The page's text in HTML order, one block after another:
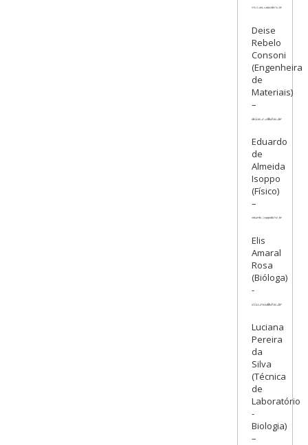
Deise
Rebelo
Consoni
(Engenheira
de
Materiais)
–
Eduardo
de
Almeida
Isoppo
(Físico)
–
Elis
Amaral
Rosa
(Bióloga)
-
Luciana
Pereira
da
Silva
(Técnica
de
Laboratório
-
Biologia)
–